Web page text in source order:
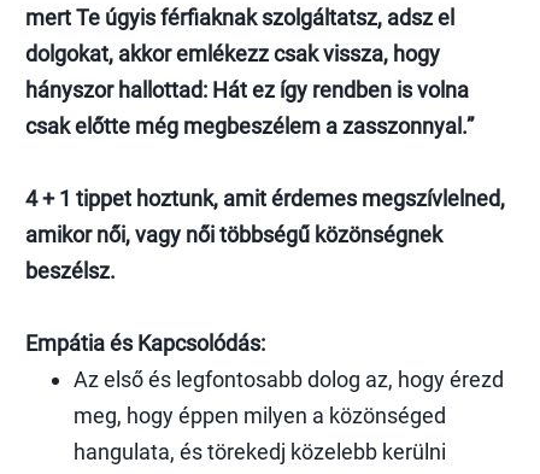
mert Te úgyis férfiaknak szolgáltatsz, adsz el
dolgokat, akkor emlékezz csak vissza, hogy
hányszor hallottad: Hát ez így rendben is volna
csak előtte még megbeszélem a zasszonnyal.”
4 + 1 tippet hoztunk, amit érdemes megszívlelned,
amikor női, vagy női többségű közönségnek
beszélsz.
Empátia és Kapcsolódás:
Az első és legfontosabb dolog az, hogy érezd
meg, hogy éppen milyen a közönséged
hangulata, és törekedj közelebb kerülni